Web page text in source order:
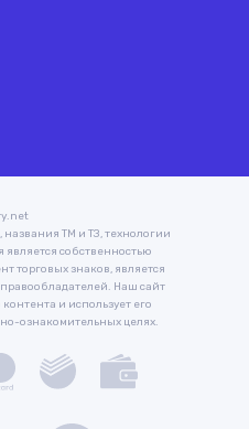
ТМ и ТЗ, технологии
является собственностью
торговых знаков, является
Наш сайт
и использует его
ознакомительных целях.